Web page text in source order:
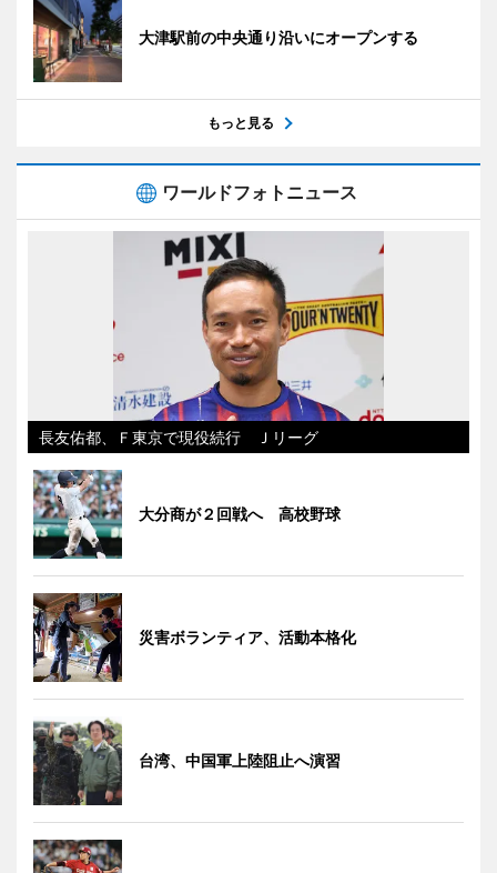
大津駅前の中央通り沿いにオープンする
もっと見る
ワールドフォトニュース
長友佑都、Ｆ東京で現役続行 Ｊリーグ
大分商が２回戦へ 高校野球
災害ボランティア、活動本格化
台湾、中国軍上陸阻止へ演習